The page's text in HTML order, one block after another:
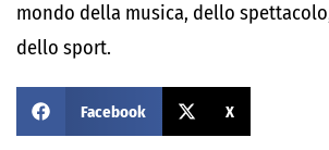
mondo della musica, dello
dello sport.
Facebook X